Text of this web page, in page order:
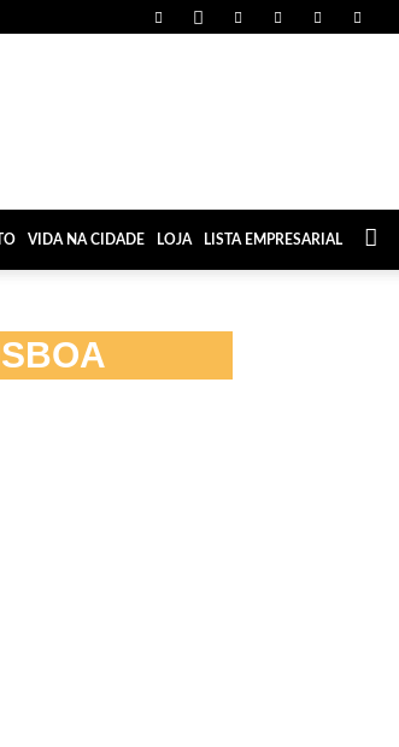
VIDA NA CIDADE LOJA LISTA EMPRESARIAL